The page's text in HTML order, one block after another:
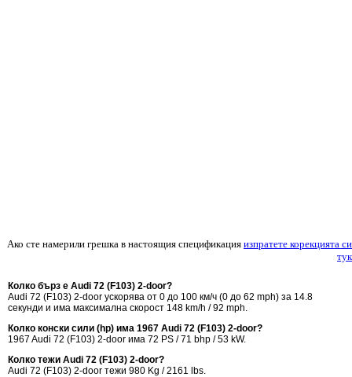
Ако сте намерили грешка в настоящия спецификация изпратете корекцията си
тук
Колко бърз е Audi 72 (F103) 2-door?
Audi 72 (F103) 2-door ускорява от 0 до 100 км/ч (0 до 62 mph) за 14.8
секунди и има максимална скорост 148 km/h / 92 mph.
Колко конски сили (hp) има 1967 Audi 72 (F103) 2-door?
1967 Audi 72 (F103) 2-door има 72 PS / 71 bhp / 53 kW.
Колко тежи Audi 72 (F103) 2-door?
Audi 72 (F103) 2-door тежи 980 Kg / 2161 lbs.